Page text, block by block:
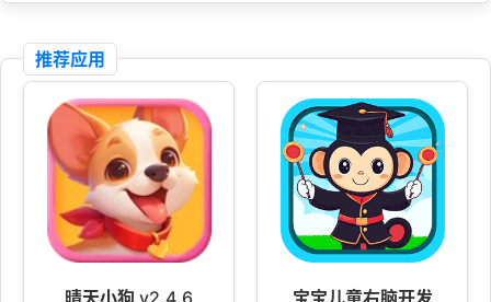
推荐应用
晴天小狗 v2.4.6 宝宝儿童右脑开发